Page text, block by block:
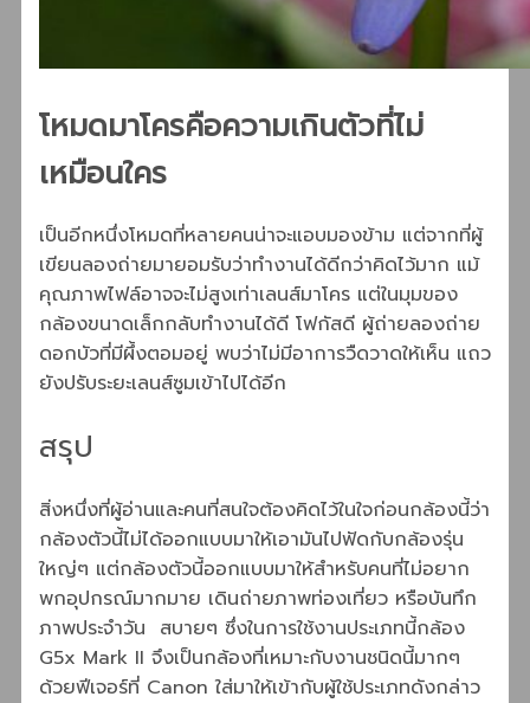
โหมดมาโครคือความเกินตัวที่ไม่
เหมือนใคร
เป็นอีกหนึ่งโหมดที่หลายคนน่าจะแอบมองข้าม แต่จากที่ผู้
เขียนลองถ่ายมายอมรับว่าทำงานได้ดีกว่าคิดไว้มาก แม้
คุณภาพไฟล์อาจจะไม่สูงเท่าเลนส์มาโคร แต่ในมุมของ
กล้องขนาดเล็กกลับทำงานได้ดี โฟกัสดี ผู้ถ่ายลองถ่าย
ดอกบัวที่มีผึ้งตอมอยู่ พบว่าไม่มีอาการวืดวาดให้เห็น แถว
ยังปรับระยะเลนส์ซูมเข้าไปได้อีก
สรุป
สิ่งหนึ่งที่ผู้อ่านและคนที่สนใจต้องคิดไว้ในใจก่อนกล้องนี้ว่า
กล้องตัวนี้ไม่ได้ออกแบบมาให้เอามันไปฟัดกับกล้องรุ่น
ใหญ่ๆ แต่กล้องตัวนี้ออกแบบมาให้สำหรับคนที่ไม่อยาก
พกอุปกรณ์มากมาย เดินถ่ายภาพท่องเที่ยว หรือบันทึก
ภาพประจำวัน สบายๆ ซึ่งในการใช้งานประเภทนี้กล้อง
G5x Mark II จึงเป็นกล้องที่เหมาะกับงานชนิดนี้มากๆ
ด้วยฟีเจอร์ที่ Canon ใส่มาให้เข้ากับผู้ใช้ประเภทดังกล่าว